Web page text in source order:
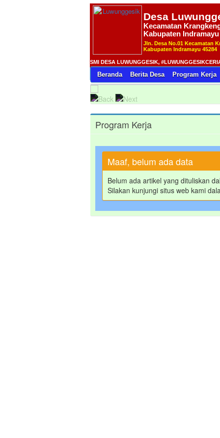
Desa
Kecamatan
Kabupaten Indramayu
Jln. Desa No.01 Kecamatan
Kabupaten Indramayu 45284
DATANG DI WEBSITE RESMI DESA LUWUNGGESIK, #LUWUNGGESIKCERIA (
Beranda Berita Desa Program Kerja
Program Kerja
Maaf, belum ada data
Belum ada artikel yang dituliskan
Silakan kunjungi situs web kami